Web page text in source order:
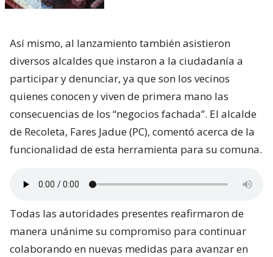
Así mismo, al lanzamiento también asistieron
diversos alcaldes que instaron a la ciudadanía a
participar y denunciar, ya que son los vecinos
quienes conocen y viven de primera mano las
consecuencias de los “negocios fachada”. El alcalde
de Recoleta, Fares Jadue (PC), comentó acerca de la
funcionalidad de esta herramienta para su comuna.
Todas las autoridades presentes reafirmaron de
manera unánime su compromiso para continuar
colaborando en nuevas medidas para avanzar en